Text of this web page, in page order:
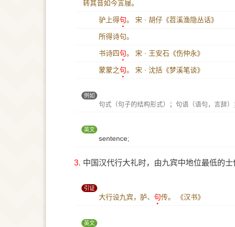
转其音如今言屦。
驴上得句。 宋 · 胡仔《苕溪渔隐丛话》
所得诗句。
书诗四句。 宋 · 王安石《伤仲永》
蒙蒙之句。 宋 · 沈括《梦溪笔谈》
例如
句式（句子的结构形式）；句语（语句，言辞
英文
sentence;
3. 中国汉代行大礼时，由九宾中地位最低的士
引证
大行设九宾，胪、 句传。 《汉书》
英文